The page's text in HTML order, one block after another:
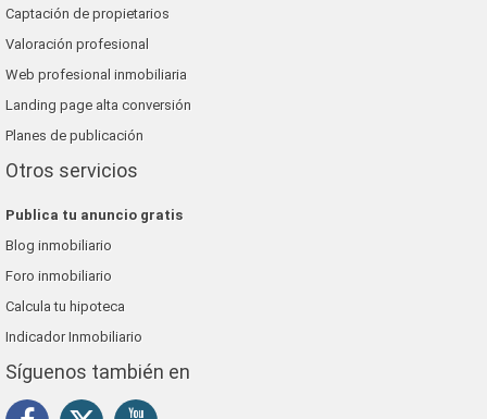
Captación de propietarios
Valoración profesional
Web profesional inmobiliaria
Landing page alta conversión
Planes de publicación
Otros servicios
Publica tu anuncio gratis
Blog inmobiliario
Foro inmobiliario
Calcula tu hipoteca
Indicador Inmobiliario
Síguenos también en